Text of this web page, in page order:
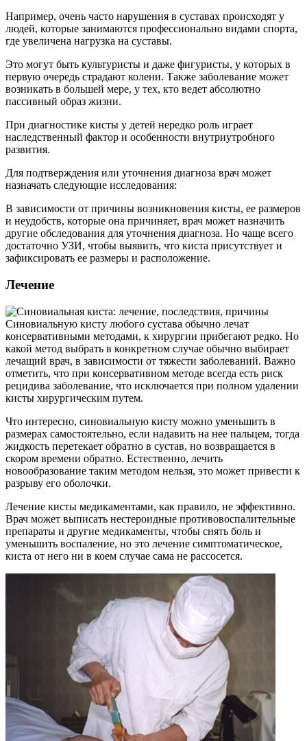
Например, очень часто нарушения в суставах происходят у
людей, которые занимаются профессионально видами спорта,
где увеличена нагрузка на суставы.
Это могут быть культуристы и даже фигуристы, у которых в
первую очередь страдают колени. Также заболевание может
возникать в большей мере, у тех, кто ведет абсолютно
пассивный образ жизни.
При диагностике кисты у детей нередко роль играет
наследственный фактор и особенности внутриутробного
развития.
Для подтверждения или уточнения диагноза врач может
назначать следующие исследования:
В зависимости от причины возникновения кисты, ее размеров
и неудобств, которые она причиняет, врач может назначить
другие обследования для уточнения диагноза. Но чаще всего
достаточно УЗИ, чтобы выявить, что киста присутствует и
зафиксировать ее размеры и расположение.
Лечение
Синовиальную кисту любого сустава обычно лечат
консервативными методами, к хирургии прибегают редко. Но
какой метод выбрать в конкретном случае обычно выбирает
лечащий врач, в зависимости от тяжести заболеваний. Важно
отметить, что при консервативном методе всегда есть риск
рецидива заболевание, что исключается при полном удалении
кисты хирургическим путем.
Что интересно, синовиальную кисту можно уменьшить в
размерах самостоятельно, если надавить на нее пальцем, тогда
жидкость перетекает обратно в сустав, но возвращается в
скором времени обратно. Естественно, лечить
новообразование таким методом нельзя, это может привести к
разрыву его оболочки.
Лечение кисты медикаментами, как правило, не эффективно.
Врач может выписать нестероидные противовоспалительные
препараты и другие медикаменты, чтобы снять боль и
уменьшить воспаление, но это лечение симптоматическое,
киста от него ни в коем случае сама не рассосется.